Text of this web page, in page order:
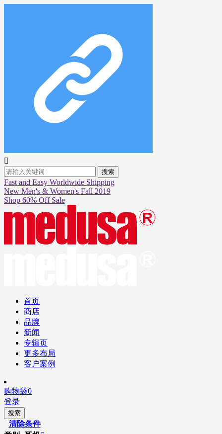

搜索
Fast and Easy Worldwide Shipping
New Men's & Women's Fall 2019
Shop 60% Off Sale
首页
商店
品牌
新闻
专辑页
更多布局
客户案例
购物袋0
登录
搜索
清除条件